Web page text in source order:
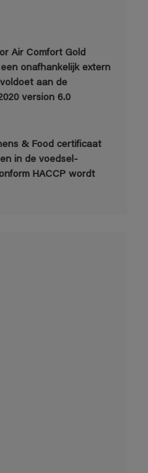
Air Comfort Gold
onafhankelijk extern
aan de
version 6.0
& Food certificaat
in de voedsel-
HACCP wordt